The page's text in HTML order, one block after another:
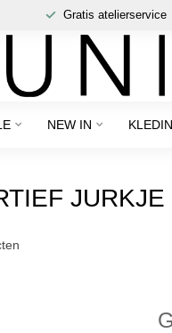
Gratis atelierservice
NEW IN
JURKJE